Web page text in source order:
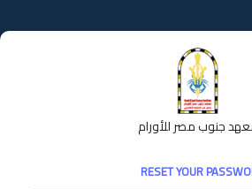
جنوب مصر للأورام
RESET YOUR